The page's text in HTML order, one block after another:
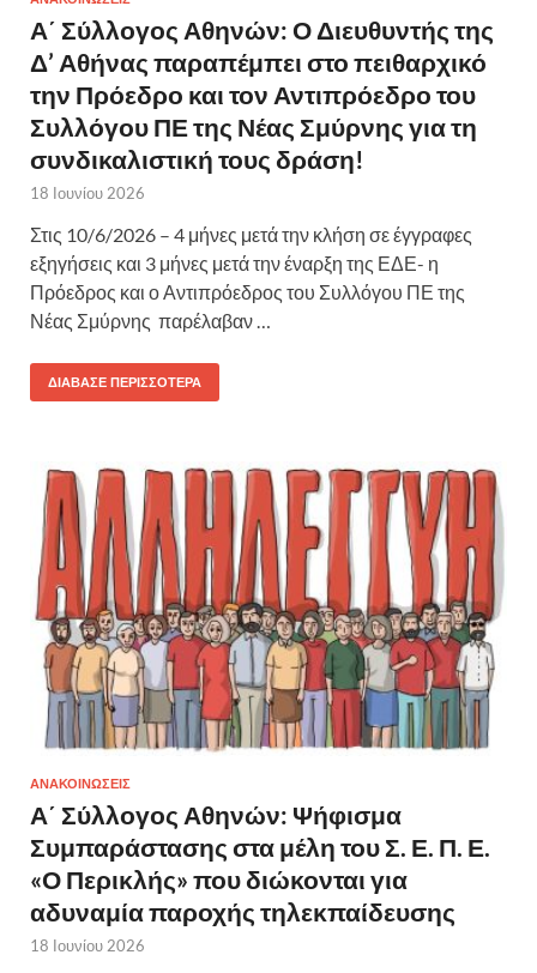
Α΄ Σύλλογος Αθηνών: Ο Διευθυντής της
Δ’ Αθήνας παραπέμπει στο πειθαρχικό
την Πρόεδρο και τον Αντιπρόεδρο του
Συλλόγου ΠΕ της Νέας Σμύρνης για τη
συνδικαλιστική τους δράση!
18 Ιουνίου 2026
Στις 10/6/2026 – 4 μήνες μετά την κλήση σε έγγραφες
εξηγήσεις και 3 μήνες μετά την έναρξη της ΕΔΕ- η
Πρόεδρος και ο Αντιπρόεδρος του Συλλόγου ΠΕ της
Νέας Σμύρνης παρέλαβαν …
ΔΙΆΒΑΣΕ ΠΕΡΙΣΣΌΤΕΡΑ
ΑΝΑΚΟΙΝΩΣΕΙΣ
Α΄ Σύλλογος Αθηνών: Ψήφισμα
Συμπαράστασης στα μέλη του Σ. Ε. Π. Ε.
«Ο Περικλής» που διώκονται για
αδυναμία παροχής τηλεκπαίδευσης
18 Ιουνίου 2026